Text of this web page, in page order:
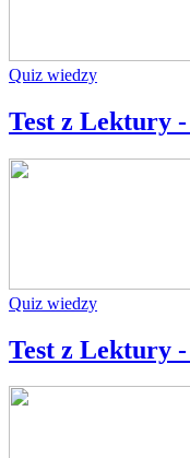
Quiz wiedzy
Test z Lektury
Quiz wiedzy
Test z Lektury